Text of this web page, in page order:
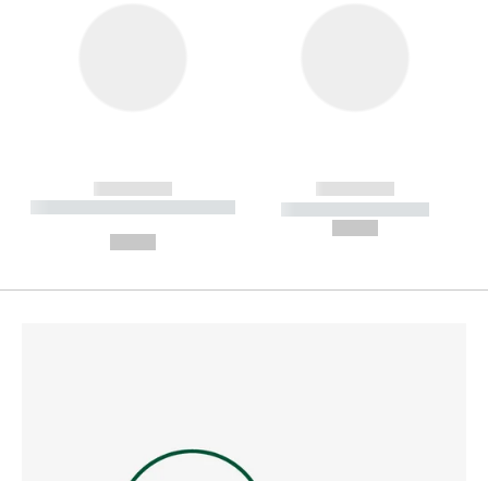
------------
----------- ----------- --------
------------
----------- -----------